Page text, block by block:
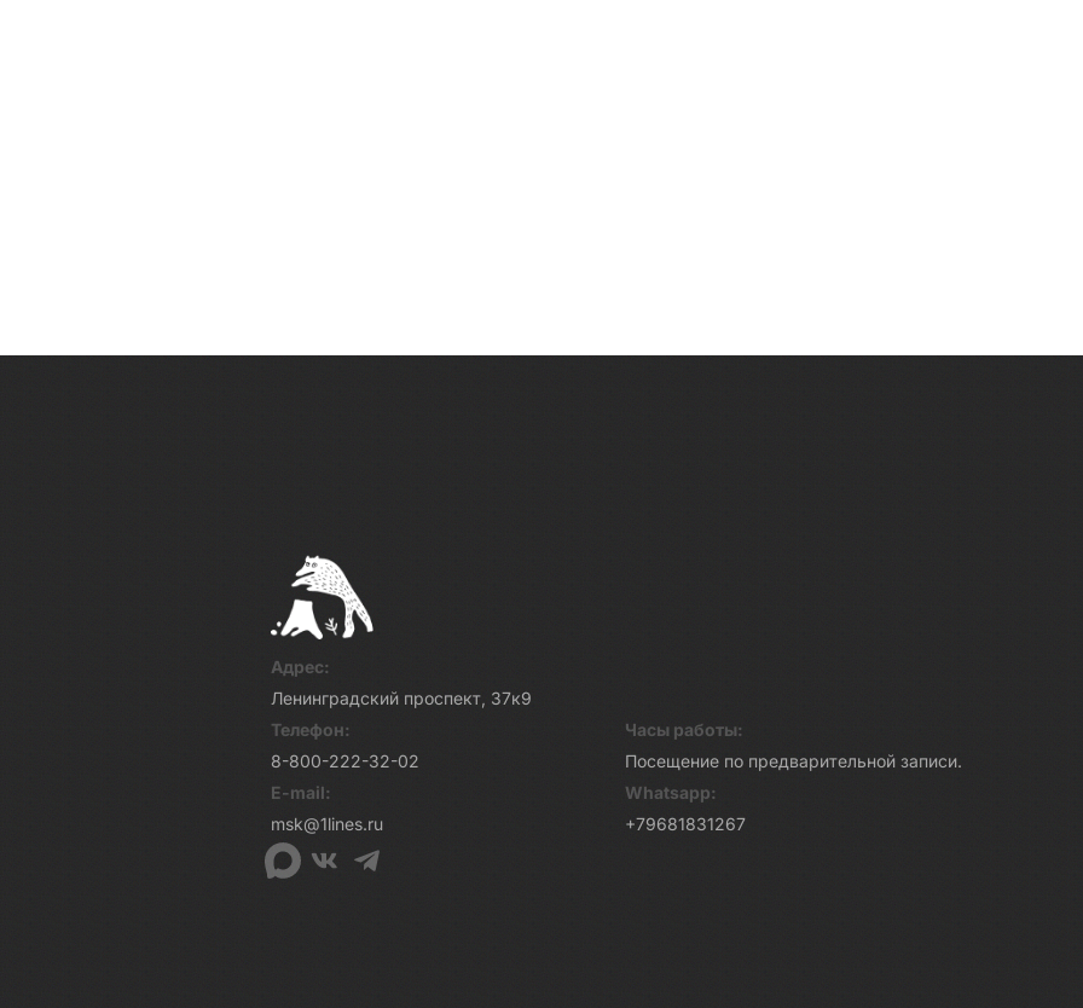
Адрес:
Ленинградский проспект, 37к9
Телефон:
8-800-222-32-02
Часы работы:
Посещение по предварительной записи.
E-mail:
msk@1lines.ru
Whatsapp:
+79681831267